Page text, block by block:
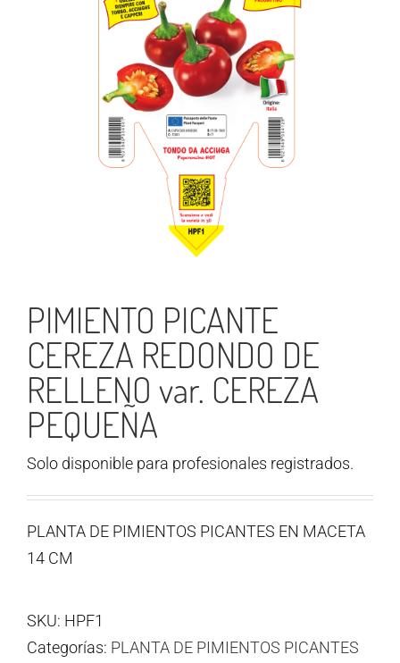
PIMIENTO PICANTE
CEREZA REDONDO DE
RELLENO var. CEREZA
PEQUEÑA
Solo disponible para profesionales registrados.
PLANTA DE PIMIENTOS PICANTES EN MACETA
14 CM
SKU: HPF1
Categorías: PLANTA DE PIMIENTOS PICANTES